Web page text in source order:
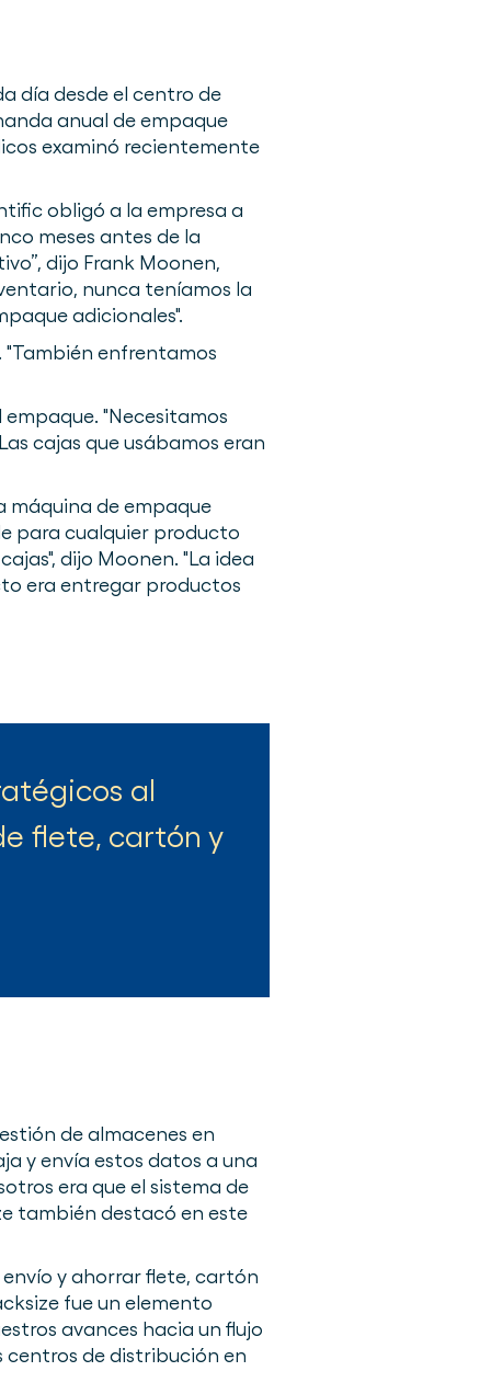
día desde el centro de
anual de empaque
examinó recientemente
obligó a la empresa a
meses antes de la
dijo Frank Moonen,
nunca teníamos la
adicionales".
enfrentamos
"Necesitamos
cajas que usábamos eran
máquina de empaque
para cualquier producto
dijo Moonen. "La idea
era entregar productos
al
flete, cartón y
de almacenes en
y envía estos datos a una
era que el sistema de
también destacó en este
y ahorrar flete, cartón
fue un elemento
avances hacia un flujo
centros de distribución en